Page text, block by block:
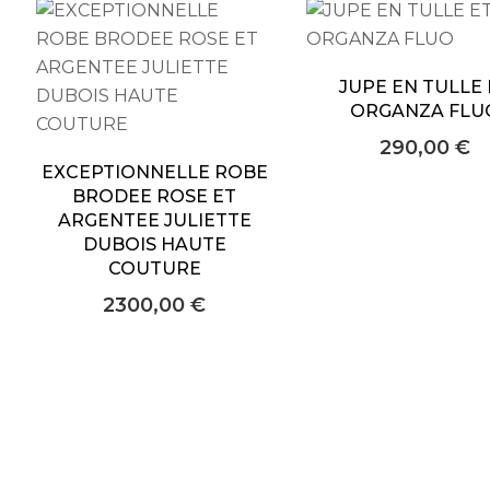
EXCEPTIONNELLE ROBE
BRODEE ROSE ET
ARGENTEE JULIETTE
DUBOIS HAUTE
COUTURE
2300,00€
JUPE EN TULLE
ORGANZA
290,00 €